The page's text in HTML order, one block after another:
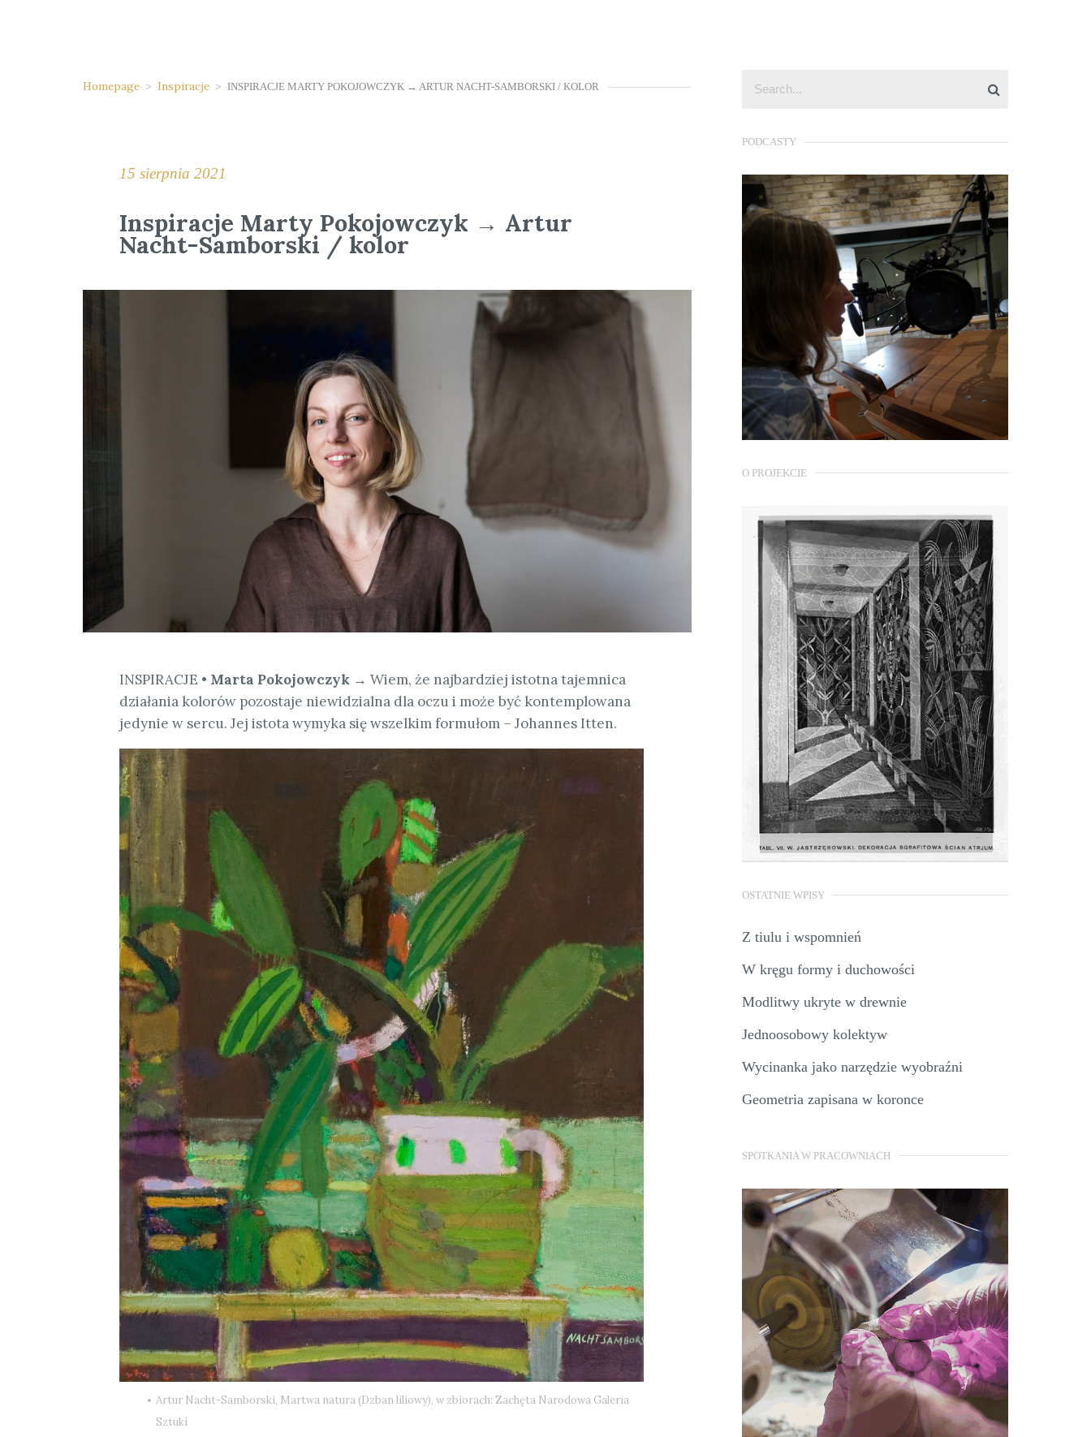
Homepage > Inspiracje > INSPIRACJE MARTY POKOJOWCZYK → ARTUR NACHT-SAMBORSKI / KOLOR
15 sierpnia 2021
Inspiracje Marty Pokojowczyk → Artur
Nacht-Samborski / kolor
INSPIRACJE • Marta Pokojowczyk → Wiem, że najbardziej istotna tajemnica
działania kolorów pozostaje niewidzialna dla oczu i może być kontemplowana
jedynie w sercu. Jej istota wymyka się wszelkim formułom – Johannes Itten.
Artur Nacht-Samborski, Martwa natura (Dzban liliowy), w zbiorach: Zachęta Narodowa Galeria
Sztuki
PODCASTY
O PROJEKCIE
OSTATNIE WPISY
Z tiulu i wspomnień
W kręgu formy i duchowości
Modlitwy ukryte w drewnie
Jednoosobowy kolektyw
Wycinanka jako narzędzie wyobraźni
Geometria zapisana w koronce
SPOTKANIA W PRACOWNIACH